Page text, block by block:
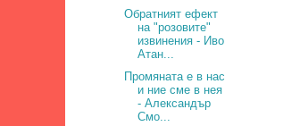
Обратният ефект
на "розовите"
извинения - Иво
Атан...
Промяната е в нас
и ние сме в нея
- Александър
Смо...